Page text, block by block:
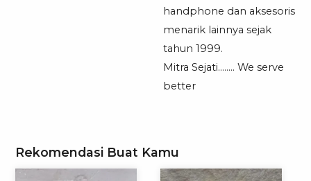
handphone dan aksesoris
menarik lainnya sejak
tahun 1999.
Mitra Sejati…….. We serve
better
Rekomendasi Buat Kamu